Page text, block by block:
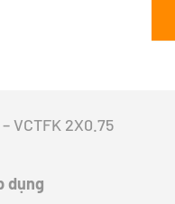
– VCTFK 2X0.75
dụng